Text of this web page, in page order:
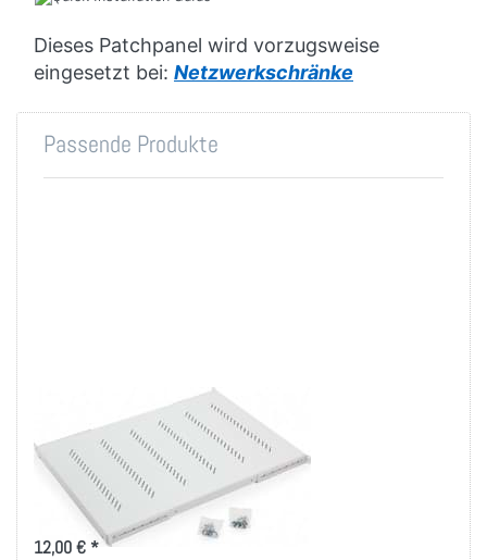
Dieses Patchpanel wird vorzugsweise
eingesetzt bei: Netzwerkschränke
Passende Produkte
19 Zoll Fachboden
bis 80kg Belastung
in versch. Tiefen
Ablage-Tablar 150 bis 950mm
Tiefe für 19 Zoll IT-Schränke
12,00 € *